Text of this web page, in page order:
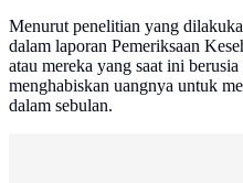
Menurut penelitian yang
dalam laporan Pemeriksaan
atau mereka yang saat ini
menghabiskan uangnya untuk
dalam sebulan.